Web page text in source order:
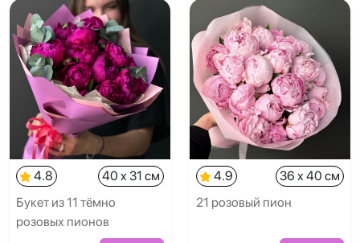
4.8
40 x 31 см
Букет из 11 тёмно
розовых пионов
4.9
36 x 40 см
21 розовый пион